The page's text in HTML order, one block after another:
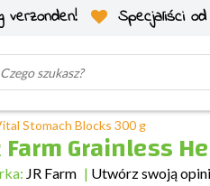
verzonden!
Specjaliści
Stomach Blocks 300 g
Farm Grainless
JR Farm | Utwórz swoją